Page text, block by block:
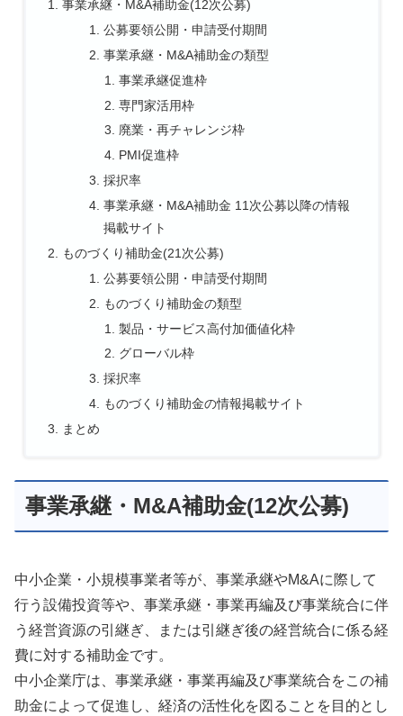
事業承継・M&A補助金(12次公募)
公募要領公開・申請受付期間
事業承継・M&A補助金の類型
事業承継促進枠
専門家活用枠
廃業・再チャレンジ枠
PMI促進枠
採択率
事業承継・M&A補助金 11次公募以降の情報
掲載サイト
ものづくり補助金(21次公募)
公募要領公開・申請受付期間
ものづくり補助金の類型
製品・サービス高付加価値化枠
グローバル枠
採択率
ものづくり補助金の情報掲載サイト
まとめ
事業承継・M&A補助金(12次公募)
中小企業・小規模事業者等が、事業承継やM&Aに際して
行う設備投資等や、事業承継・事業再編及び事業統合に伴
う経営資源の引継ぎ、または引継ぎ後の経営統合に係る経
費に対する補助金です。
中小企業庁は、事業承継・事業再編及び事業統合をこの補
助金によって促進し、経済の活性化を図ることを目的とし